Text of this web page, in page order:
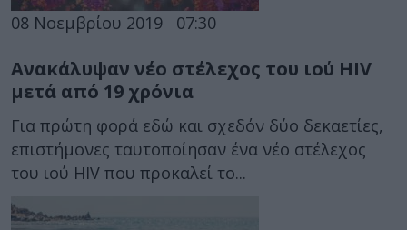
08 Νοεμβρίου 2019 07:30
Ανακάλυψαν νέο στέλεχος του ιού HIV
μετά από 19 χρόνια
Για πρώτη φορά εδώ και σχεδόν δύο δεκαετίες,
επιστήμονες ταυτοποίησαν ένα νέο στέλεχος
του ιού HIV που προκαλεί το...